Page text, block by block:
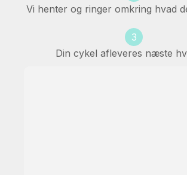
Vi henter og ringer omkring hvad
3
Din cykel afleveres næste